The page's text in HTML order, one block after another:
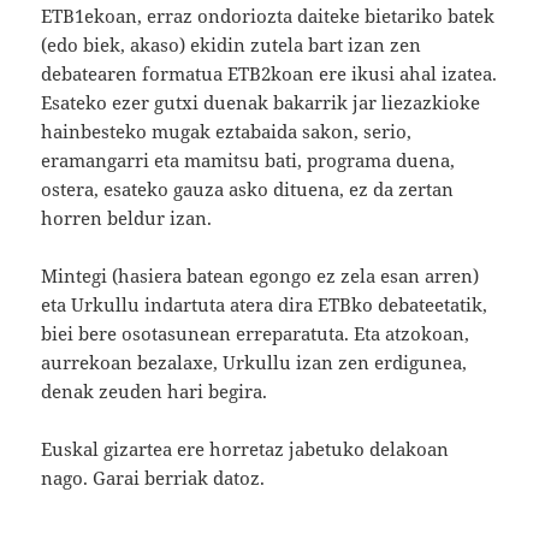
ETB1ekoan, erraz ondoriozta daiteke bietariko batek
(edo biek, akaso) ekidin zutela bart izan zen
debatearen formatua ETB2koan ere ikusi ahal izatea.
Esateko ezer gutxi duenak bakarrik jar liezazkioke
hainbesteko mugak eztabaida sakon, serio,
eramangarri eta mamitsu bati, programa duena,
ostera, esateko gauza asko dituena, ez da zertan
horren beldur izan.
Mintegi (hasiera batean egongo ez zela esan arren)
eta Urkullu indartuta atera dira ETBko debateetatik,
biei bere osotasunean erreparatuta. Eta atzokoan,
aurrekoan bezalaxe, Urkullu izan zen erdigunea,
denak zeuden hari begira.
Euskal gizartea ere horretaz jabetuko delakoan
nago. Garai berriak datoz.